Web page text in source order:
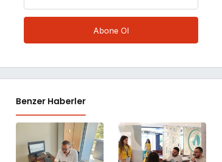
Benzer Haberler